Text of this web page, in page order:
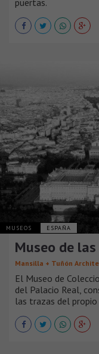
puertas.
MUSEOS ESPAÑA
Museo de
Mansilla + Tuñón
El Museo de
del Palacio Real,
las trazas del propio